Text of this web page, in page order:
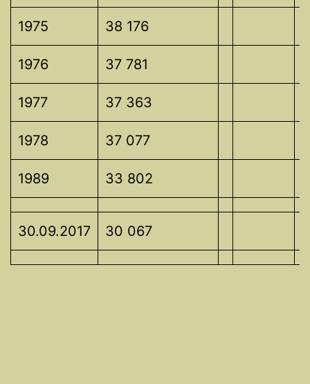
1975 38 176
1976 37 781
1977 37 363
1978 37 077
1989 33 802
30.09.2017 30 067